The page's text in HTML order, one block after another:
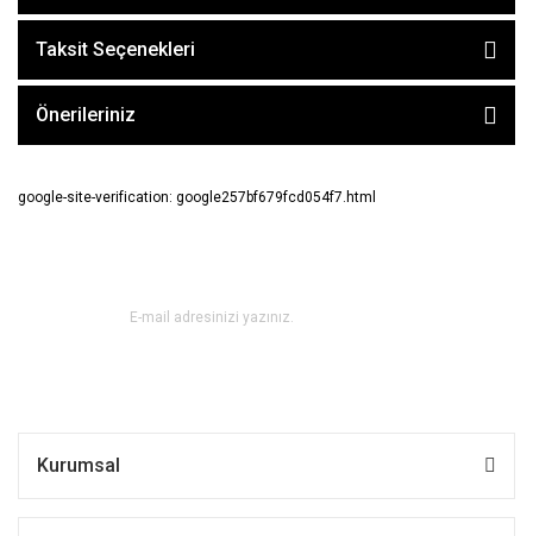
Taksit Seçenekleri
Önerileriniz
google-site-verification: google257bf679fcd054f7.html
Kurumsal